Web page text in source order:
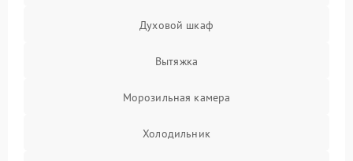
Духовой шкаф
Вытяжка
Морозильная камера
Холодильник